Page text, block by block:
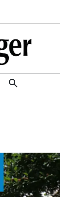
search